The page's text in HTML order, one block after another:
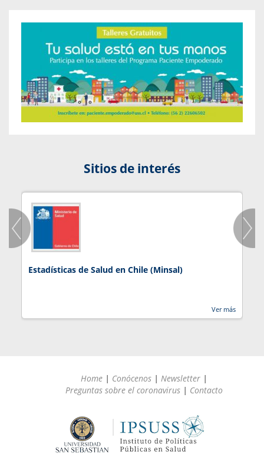
Sitios de interés
Estadísticas de Salud en Chile (Minsal)
Ver más
Home | Conócenos | Newsletter |
Preguntas sobre el coronavirus | Contacto